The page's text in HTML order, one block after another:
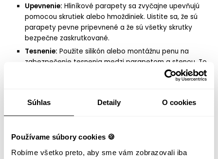
Súhlas Detaily O cookies
Používame súbory cookies 🍪
Robíme všetko preto, aby sme vám zobrazovali iba
Upevnenie: Hliníkové parapety sa zvyčajne upevňujú
pomocou skrutiek alebo hmoždiniek. Uistite sa, že sú
parapety pevne pripevnené a že sú všetky skrutky
bezpečne zaskrutkované.
Tesnenie: Použite silikón alebo montážnu penu na
zabezpečenie tesnenia medzi parapetom a stenou. To
pomôže predchádzať vnikaniu vody a zabezpečí lepšiu
Kontrola a údržba
upevnené a či nie sú žiadne medzery alebo problémy.
Pravidelne kontrolujte stav parapetov a vykonávajte údržbu
podľa potreby, aby ste zabezpečili ich dlhú životnosť.